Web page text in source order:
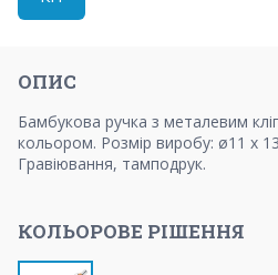
ОПИС
Бамбукова ручка з металевим
кольором. Розмір виробу: ø11 x
Гравіювання, тамподрук.
КОЛЬОРОВЕ РІШЕННЯ